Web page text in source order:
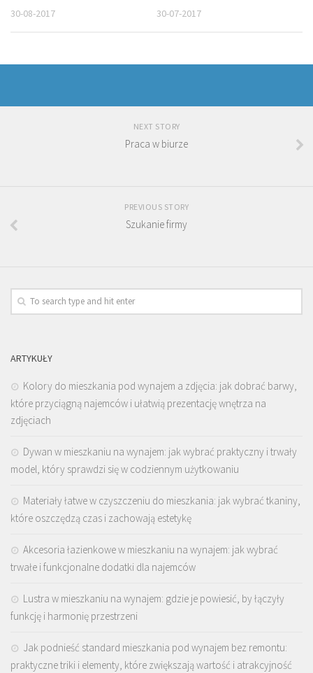
30-08-2017 30-07-2017
NEXT STORY
Praca w biurze
PREVIOUS STORY
Szukanie firmy
ARTYKUŁY
Kolory do mieszkania pod wynajem a zdjęcia: jak dobrać barwy,
które przyciągną najemców i ułatwią prezentację wnętrza na
zdjęciach
Dywan w mieszkaniu na wynajem: jak wybrać praktyczny i trwały
model, który sprawdzi się w codziennym użytkowaniu
Materiały łatwe w czyszczeniu do mieszkania: jak wybrać tkaniny,
które oszczędzą czas i zachowają estetykę
Akcesoria łazienkowe w mieszkaniu na wynajem: jak wybrać
trwałe i funkcjonalne dodatki dla najemców
Lustra w mieszkaniu na wynajem: gdzie je powiesić, by łączyły
funkcję i harmonię przestrzeni
Jak podnieść standard mieszkania pod wynajem bez remontu:
praktyczne triki i elementy, które zwiększają wartość i atrakcyjność